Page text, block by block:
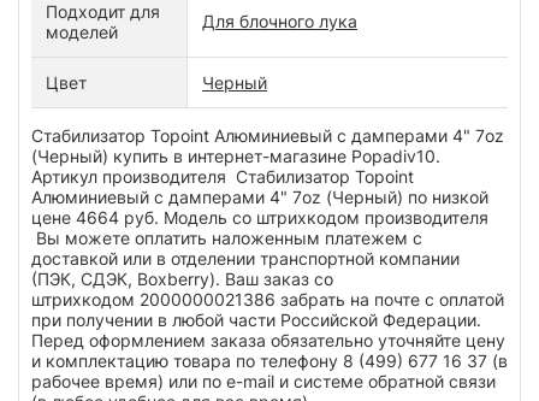
Подходит для
моделей
Для блочного лука
Цвет Черный
Стабилизатор Topoint Алюминиевый с дамперами 4" 7oz
(Черный) купить в интернет-магазине Popadiv10.
Артикул производителя Стабилизатор Topoint
Алюминиевый с дамперами 4" 7oz (Черный) по низкой
цене 4664 руб. Модель со штрихкодом производителя
Вы можете оплатить наложенным платежем с
доставкой или в отделении транспортной компании
(ПЭК, СДЭК, Boxberry). Ваш заказ со
штрихкодом 2000000021386 забрать на почте с оплатой
при получении в любой части Российской Федерации.
Перед оформлением заказа обязательно уточняйте цену
и комплектацию товара по телефону 8 (499) 677 16 37 (в
рабочее время) или по e-mail и системе обратной связи